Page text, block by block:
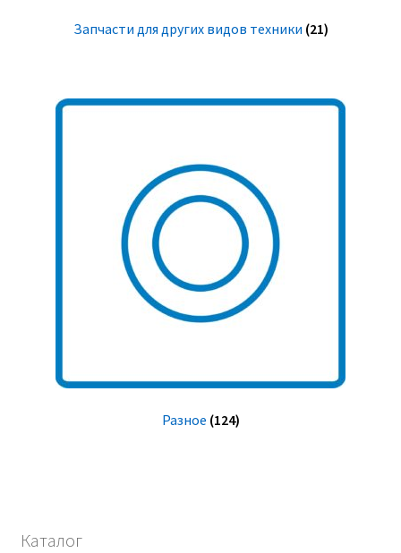
Запчасти для других видов техники (21)
Разное (124)
Каталог